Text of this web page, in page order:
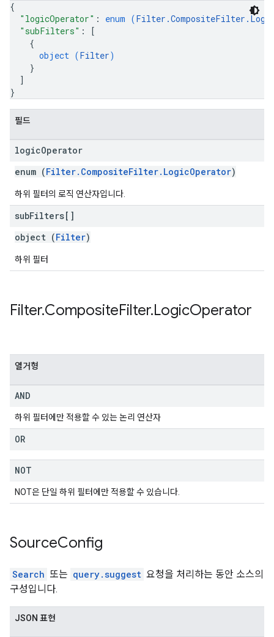
{
"logicOperator" : enum (
"subFilters" :
[
{
object (Filter)
}
]
}
필드
logicOperator
enum (Filter.CompositeFilter.LogicOperator)
하위 필터의 로직 연산자입니다.
subFilters[]
object (Filter)
하위 필터
Filter.CompositeFilter.LogicOperator
열거형
AND
하위 필터에만 적용할 수 있는 논리 연산자
OR
NOT
NOT은 단일 하위 필터에만 적용할 수 있습니다.
SourceConfig
Search 또는 query.suggest 요청을 처리하는 동안 소스의
구성입니다.
JSON 표현